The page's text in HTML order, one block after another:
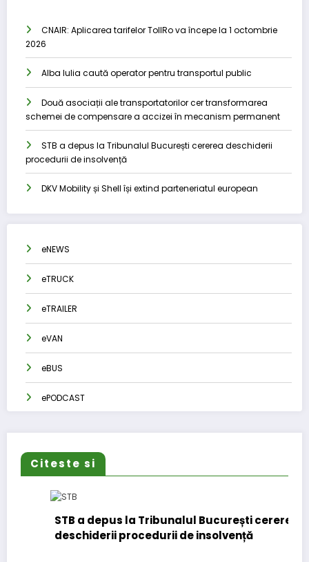
CNAIR: Aplicarea tarifelor TollRo va începe la 1 octombrie
2026
Alba Iulia caută operator pentru transportul public
Două asociații ale transportatorilor cer transformarea
schemei de compensare a accizei în mecanism permanent
STB a depus la Tribunalul București cererea deschiderii
procedurii de insolvență
DKV Mobility și Shell își extind parteneriatul european
eNEWS
eTRUCK
eTRAILER
eVAN
eBUS
ePODCAST
Citeste si
STB a depus la Tribunalul București cererea
deschiderii procedurii de insolvență